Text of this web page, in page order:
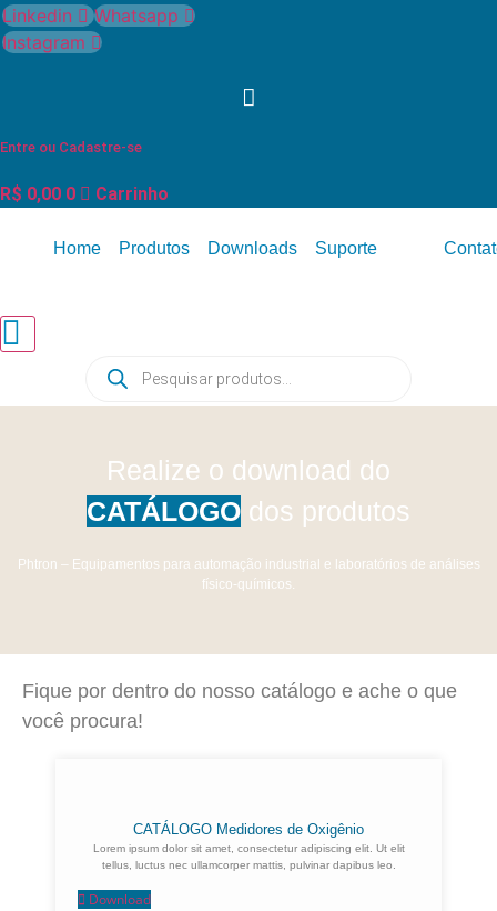
Ir
para
Linkedin
Whatsapp
Instagram
Entre ou Cadastre-se
R$ 0,00 0 Carrinho
Home Produtos Downloads Suporte
Menu de alternância de hambúrguer
Pesquisar
produtos
Realize o download do
CATÁLOGO dos produtos
Phtron – Equipamentos para automação industrial e laboratórios de análises
físico-químicos.
Fique por dentro do nosso catálogo e ache o que
você procura!
CATÁLOGO Medidores de Oxigênio
Lorem ipsum dolor sit amet, consectetur adipiscing elit. Ut elit
tellus, luctus nec ullamcorper mattis, pulvinar dapibus leo.
Download